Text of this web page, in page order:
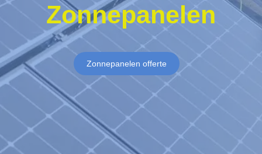
Zonnepanelen
Zonnepanelen offerte